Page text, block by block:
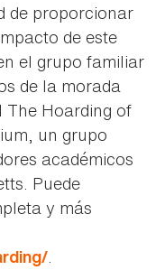
de proporcionar
de este
el grupo familiar
de la morada
The Hoarding of
un grupo
académicos
Puede
y más
.